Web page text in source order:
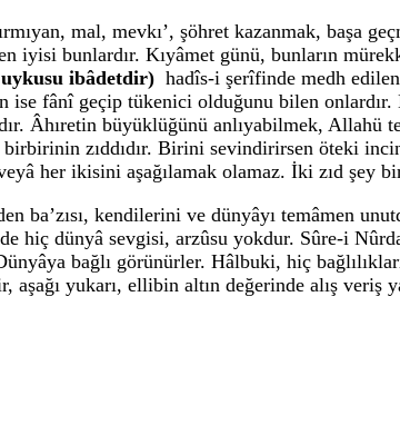
mal, mevkı’, şöhret kazanmak, başa
iyisi bunlardır. Kıyâmet günü, bunların
ibâdetdir) hadîs-i şerîfinde medh
ise fânî geçip tükenici olduğunu bilen
Âhıretin büyüklüğünü anlıyabilmek,
zıddıdır. Birini sevindirirsen öteki
her ikisini aşağılamak olamaz. İki zıd şey
ba’zısı, kendilerini ve dünyâyı temâmen
hiç dünyâ sevgisi, arzûsu yokdur. Sûre-i
bağlı görünürler. Hâlbuki, hiç
aşağı yukarı, ellibin altın değerinde alış